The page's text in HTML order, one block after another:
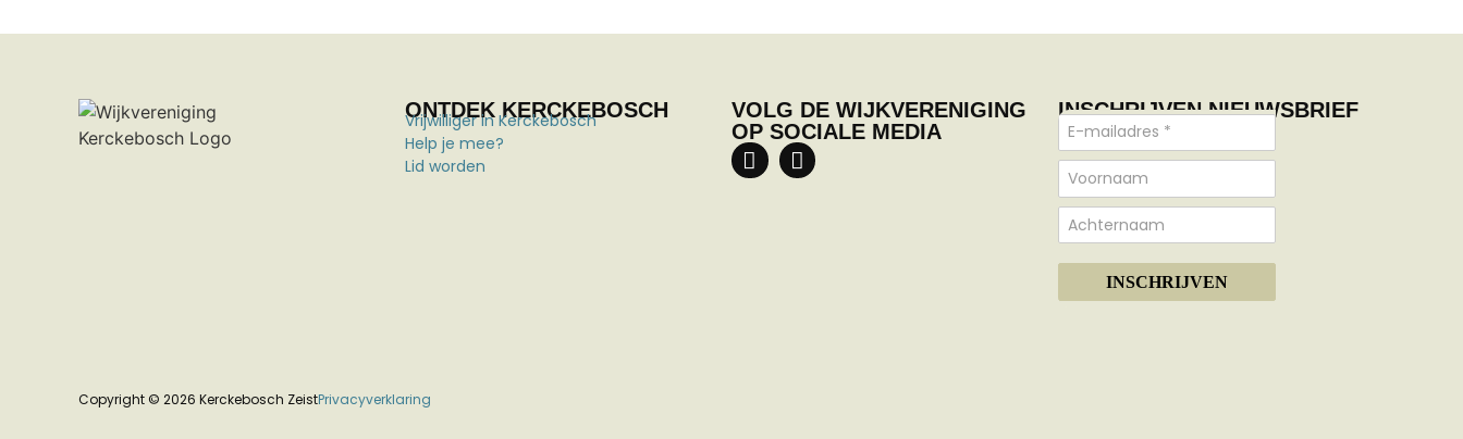
ONTDEK KERCKEBOSCH
Vrijwilliger in Kerckebosch
Help je mee?
Lid worden
VOLG DE WIJKVERENIGING
OP SOCIALE MEDIA
INSCHRIJVEN NIEUWSBRIEF
INSCHRIJVEN
Copyright © 2026 Kerckebosch ZeistPrivacyverklaring